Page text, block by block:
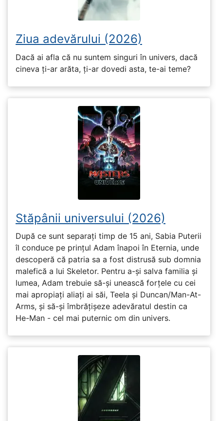
Ziua adevărului (2026)
Dacă ai afla că nu suntem singuri în univers, dacă
cineva ți-ar arăta, ți-ar dovedi asta, te-ai teme?
Stăpânii universului (2026)
După ce sunt separați timp de 15 ani, Sabia Puterii
îl conduce pe prințul Adam înapoi în Eternia, unde
descoperă că patria sa a fost distrusă sub domnia
malefică a lui Skeletor. Pentru a-și salva familia și
lumea, Adam trebuie să-și unească forțele cu cei
mai apropiați aliați ai săi, Teela și Duncan/Man-At-
Arms, și să-și îmbrățișeze adevăratul destin ca
He-Man - cel mai puternic om din univers.